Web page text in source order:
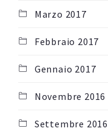
Marzo 2017
Febbraio 2017
Gennaio 2017
Novembre 2016
Settembre 2016